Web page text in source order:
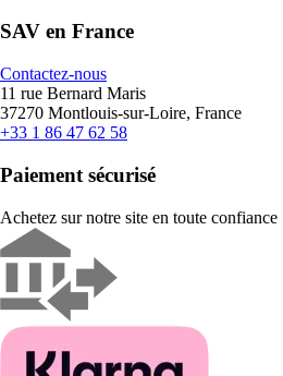
SAV en France
Contactez-nous
11 rue Bernard Maris
37270 Montlouis-sur-Loire, France
+33 1 86 47 62 58
Paiement sécurisé
Achetez sur notre site en toute confiance